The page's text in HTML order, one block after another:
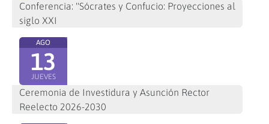
Conferencia: "Sócrates y Confucio: Proyecciones al
siglo XXI
AGO
13
JUEVES
Ceremonia de Investidura y Asunción Rector
Reelecto 2026-2030